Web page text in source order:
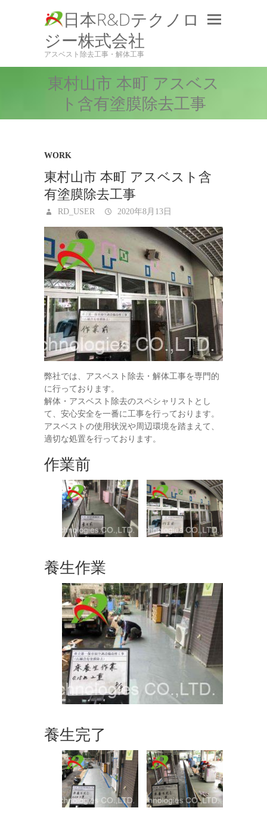
日本R&Dテクノロ
ジー株式会社
アスベスト除去工事・解体工事
東村山市 本町 アスベス
ト含有塗膜除去工事
WORK
東村山市 本町 アスベスト含
有塗膜除去工事
RD_USER 2020年8月13日
弊社では、アスベスト除去・解体工事を専門的
に行っております。
解体・アスベスト除去のスペシャリストとし
て、安心安全を一番に工事を行っております。
アスベストの使用状況や周辺環境を踏まえて、
適切な処置を行っております。
作業前
養生作業
養生完了